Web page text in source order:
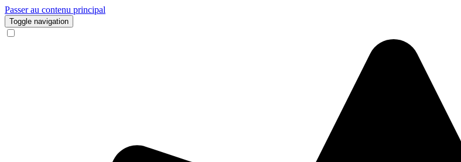
Passer au contenu principal
Toggle navigation